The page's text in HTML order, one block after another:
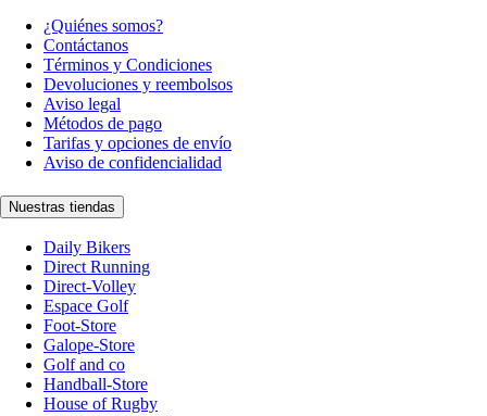
¿Quiénes somos?
Contáctanos
Términos y Condiciones
Devoluciones y reembolsos
Aviso legal
Métodos de pago
Tarifas y opciones de envío
Aviso de confidencialidad
Nuestras tiendas
Daily Bikers
Direct Running
Direct-Volley
Espace Golf
Foot-Store
Galope-Store
Golf and co
Handball-Store
House of Rugby